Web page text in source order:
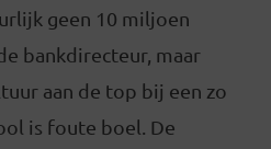
geen 10 miljoen
bankdirecteur, maar
aan de top bij een zo
is foute boel. De